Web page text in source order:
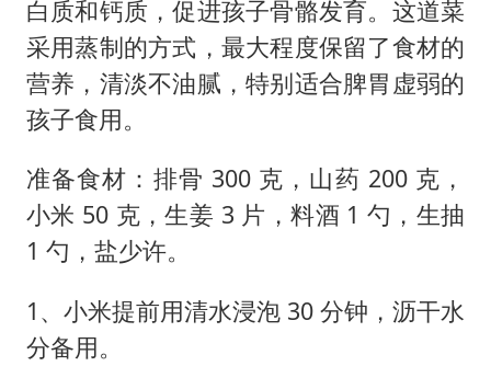
白质和钙质，促进孩子骨骼发育。这道菜
采用蒸制的方式，最大程度保留了食材的
营养，清淡不油腻，特别适合脾胃虚弱的
孩子食用。
准备食材：排骨 300 克，山药 200 克，
小米 50 克，生姜 3 片，料酒 1 勺，生抽
1 勺，盐少许。
1、小米提前用清水浸泡 30 分钟，沥干水
分备用。